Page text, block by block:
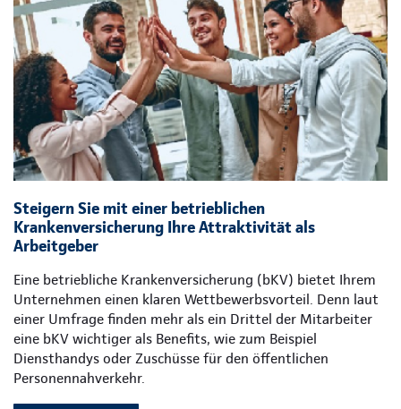
Steigern Sie mit einer betrieblichen
Krankenversicherung Ihre Attraktivität als
Arbeitgeber
Eine betriebliche Krankenversicherung (bKV) bietet Ihrem
Unternehmen einen klaren Wettbewerbsvorteil. Denn laut
einer Umfrage finden mehr als ein Drittel der Mitarbeiter
eine bKV wichtiger als Benefits, wie zum Beispiel
Diensthandys oder Zuschüsse für den öffentlichen
Personennahverkehr.